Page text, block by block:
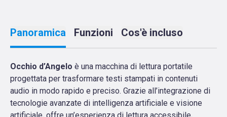
Panoramica Funzioni Cos'è incluso
Occhio d’Angelo è una macchina di lettura portatile
progettata per trasformare testi stampati in contenuti
audio in modo rapido e preciso. Grazie all’integrazione di
tecnologie avanzate di intelligenza artificiale e visione